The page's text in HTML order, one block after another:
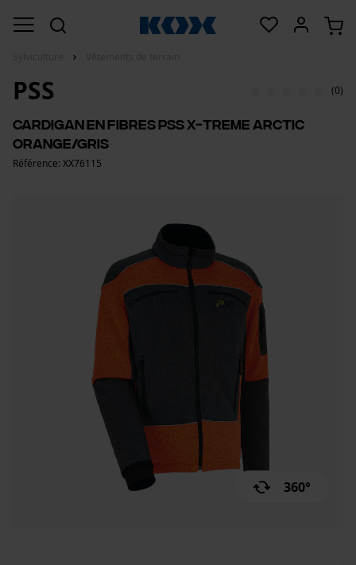
360°
PSS (0)
Cardigan en fibres PSS X-treme Arctic
Orange/Gris
Référence: XX76115